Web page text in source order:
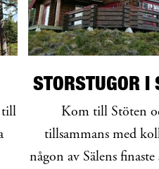
till
STORSTUGOR I
Kom till Stöten
tillsammans med
någon av Sälens